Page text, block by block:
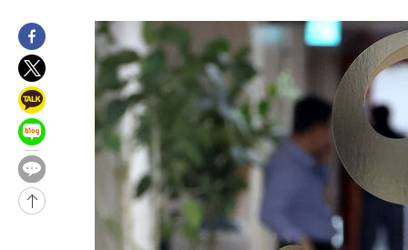
-16286초 전 >
입추에도 극한더위…서울 낮 39도 '폭염중대경보'
-11250초 전 >
이란, 호르무즈서 "적국 목표물들"과 대치로 남부 케슘섬에서
례 큰 폭발음
-9965초 전 >
[속보]美, 폴리실리콘 수입 규제…파생제품 15% 관세, 120일
-8116초 전 >
[속보]트럼프, 美 원정출산 금지 행정명령 서명
-5816초 전 >
[속보] 뉴욕증시, 일제 하락 마감…나스닥 0.06%↓
-29854초 전 >
[속보] 7월 중국 수출 23.9%↑ 수입 27.5%↑…무역총액
25.3%↑
-27014초 전 >
[속보]'채상병 순직 책임' 임성근, 항소심도 징역 3년
-26880초 전 >
[속보]종합특검, '관저이전 봐주기 감사' 유병호 구속기소
민주 콩고 에볼라환자 4천명 돌파, 4053명 발생 1850명 사망